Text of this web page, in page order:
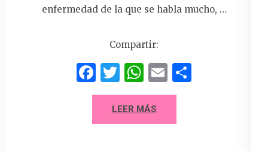
enfermedad de la que se habla mucho, …
Compartir:
Facebook
Twitter
WhatsApp
Email
LEER MÁS